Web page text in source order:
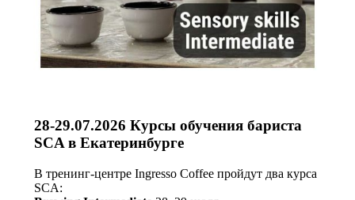
28-29.07.2026 Курсы обучения бариста
SCA в Екатеринбурге
В тренинг-центре Ingresso Coffee пройдут два курса
SCA: